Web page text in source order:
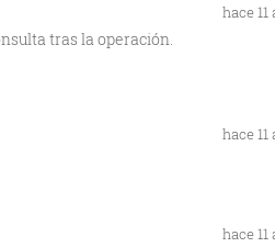
tras la operación.
hace 11
hace 11
hace 11